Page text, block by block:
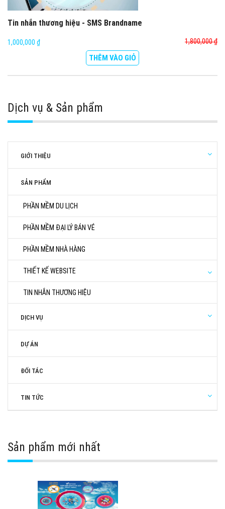
Tin nhắn thương hiệu - SMS Brandname
1,000,000 ₫ 1,800,000 ₫
THÊM VÀO GIỎ
Dịch vụ & Sản phẩm
GIỚI THIỆU
SẢN PHẨM
PHẦN MỀM DU LỊCH
PHẦN MỀM ĐẠI LÝ BÁN VÉ
PHẦN MỀM NHÀ HÀNG
THIẾT KẾ WEBSITE
TIN NHẮN THƯƠNG HIỆU
DỊCH VỤ
DỰ ÁN
ĐỐI TÁC
TIN TỨC
Sản phẩm mới nhất